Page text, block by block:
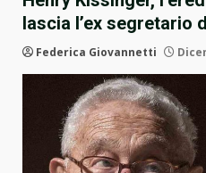
lascia l’ex segretario
Federica Giovannetti